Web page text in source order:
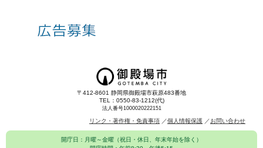
〒412-8601 静岡県御殿場市萩原483番地
TEL：0550-83-1212(代)
法人番号1000020222151
リンク・著作権・免責事項 個人情報保護 お問い合わせ
開庁日：月曜～金曜（祝日・休日、年末年始を除く）